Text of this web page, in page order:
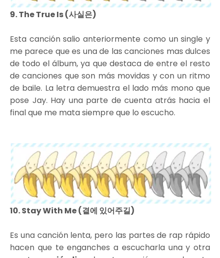
9. The True Is (사실은)
Esta canción salio anteriormente como un single y
me parece que es una de las canciones mas dulces
de todo el álbum, ya que destaca de entre el resto
de canciones que son más movidas y con un ritmo
de baile. La letra demuestra el lado más mono que
pose Jay. Hay una parte de cuenta atrás hacia el
final que me mata siempre que lo escucho.
10. Stay With Me (곁에 있어주길)
Es una canción lenta, pero las partes de rap rápido
hacen que te enganches a escucharla una y otra